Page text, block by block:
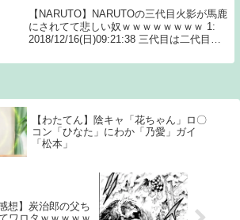
【NARUTO】NARUTOの三代目火影が馬鹿
にされてて悲しい奴ｗｗｗｗｗｗｗｗ 1:
2018/12/16(日)09:21:38 三代目は二代目と
読むSource: ちゃん速【NARUTO】
【わたてん】陰キャ「花ちゃん」ロ〇
コン「ひなた」にわか「乃愛」ガイ
「松本」
想】炭治郎の父ち